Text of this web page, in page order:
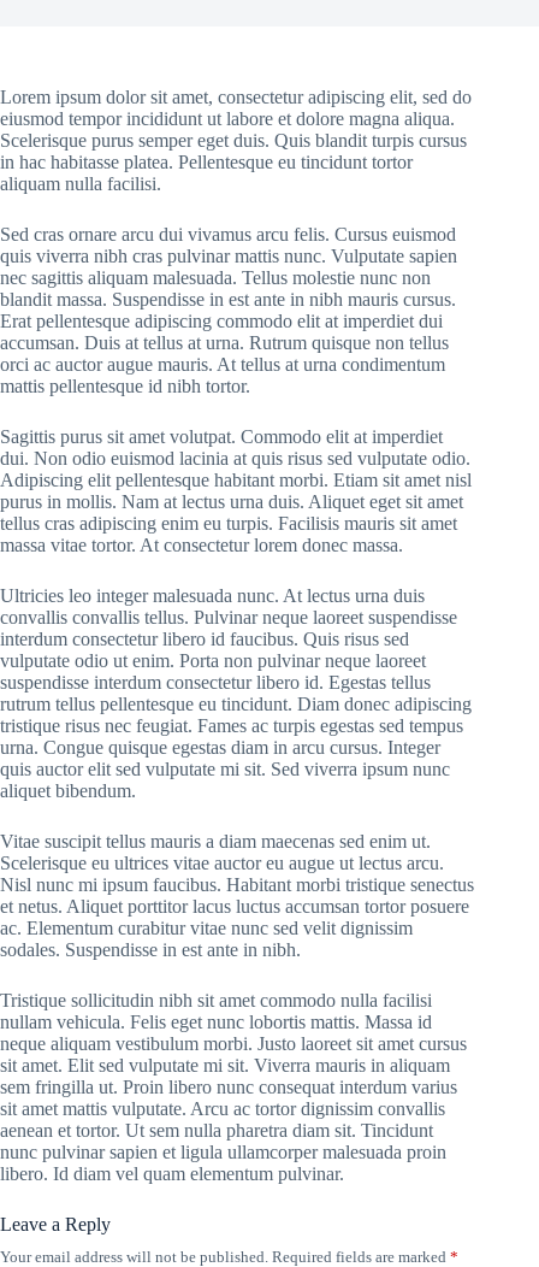
Lorem ipsum dolor sit amet, consectetur adipiscing elit, sed do
eiusmod tempor incididunt ut labore et dolore magna aliqua.
Scelerisque purus semper eget duis. Quis blandit turpis cursus
in hac habitasse platea. Pellentesque eu tincidunt tortor
aliquam nulla facilisi.
Sed cras ornare arcu dui vivamus arcu felis. Cursus euismod
quis viverra nibh cras pulvinar mattis nunc. Vulputate sapien
nec sagittis aliquam malesuada. Tellus molestie nunc non
blandit massa. Suspendisse in est ante in nibh mauris cursus.
Erat pellentesque adipiscing commodo elit at imperdiet dui
accumsan. Duis at tellus at urna. Rutrum quisque non tellus
orci ac auctor augue mauris. At tellus at urna condimentum
mattis pellentesque id nibh tortor.
Sagittis purus sit amet volutpat. Commodo elit at imperdiet
dui. Non odio euismod lacinia at quis risus sed vulputate odio.
Adipiscing elit pellentesque habitant morbi. Etiam sit amet nisl
purus in mollis. Nam at lectus urna duis. Aliquet eget sit amet
tellus cras adipiscing enim eu turpis. Facilisis mauris sit amet
massa vitae tortor. At consectetur lorem donec massa.
Ultricies leo integer malesuada nunc. At lectus urna duis
convallis convallis tellus. Pulvinar neque laoreet suspendisse
interdum consectetur libero id faucibus. Quis risus sed
vulputate odio ut enim. Porta non pulvinar neque laoreet
suspendisse interdum consectetur libero id. Egestas tellus
rutrum tellus pellentesque eu tincidunt. Diam donec adipiscing
tristique risus nec feugiat. Fames ac turpis egestas sed tempus
urna. Congue quisque egestas diam in arcu cursus. Integer
quis auctor elit sed vulputate mi sit. Sed viverra ipsum nunc
aliquet bibendum.
Vitae suscipit tellus mauris a diam maecenas sed enim ut.
Scelerisque eu ultrices vitae auctor eu augue ut lectus arcu.
Nisl nunc mi ipsum faucibus. Habitant morbi tristique senectus
et netus. Aliquet porttitor lacus luctus accumsan tortor posuere
ac. Elementum curabitur vitae nunc sed velit dignissim
sodales. Suspendisse in est ante in nibh.
Tristique sollicitudin nibh sit amet commodo nulla facilisi
nullam vehicula. Felis eget nunc lobortis mattis. Massa id
neque aliquam vestibulum morbi. Justo laoreet sit amet cursus
sit amet. Elit sed vulputate mi sit. Viverra mauris in aliquam
sem fringilla ut. Proin libero nunc consequat interdum varius
sit amet mattis vulputate. Arcu ac tortor dignissim convallis
aenean et tortor. Ut sem nulla pharetra diam sit. Tincidunt
nunc pulvinar sapien et ligula ullamcorper malesuada proin
libero. Id diam vel quam elementum pulvinar.
Leave a Reply
Your email address will not be published. Required fields are marked *